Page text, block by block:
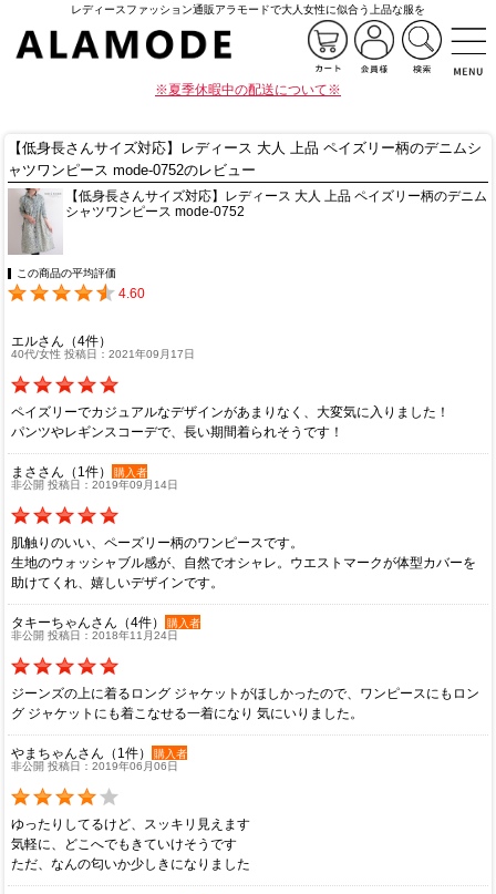
レディースファッション通販アラモードで大人女性に似合う上品な服を
※夏季休暇中の配送について※
【低身長さんサイズ対応】レディース 大人 上品 ペイズリー柄のデニムシ
ャツワンピース mode-0752のレビュー
【低身長さんサイズ対応】レディース 大人 上品 ペイズリー柄のデニム
シャツワンピース mode-0752
この商品の平均評価
4.60
エルさん（4件）
40代/女性 投稿日：2021年09月17日
ペイズリーでカジュアルなデザインがあまりなく、大変気に入りました！
パンツやレギンスコーデで、長い期間着られそうです！
まささん（1件）
購入者
非公開 投稿日：2019年09月14日
肌触りのいい、ペーズリー柄のワンピースです。
生地のウォッシャブル感が、自然でオシャレ。ウエストマークが体型カバーを
助けてくれ、嬉しいデザインです。
タキーちゃんさん（4件）
購入者
非公開 投稿日：2018年11月24日
ジーンズの上に着るロング ジャケットがほしかったので、ワンピースにもロン
グ ジャケットにも着こなせる一着になり 気にいりました。
やまちゃんさん（1件）
購入者
非公開 投稿日：2019年06月06日
ゆったりしてるけど、スッキリ見えます
気軽に、どこへでもきていけそうです
ただ、なんの匂いか少しきになりました